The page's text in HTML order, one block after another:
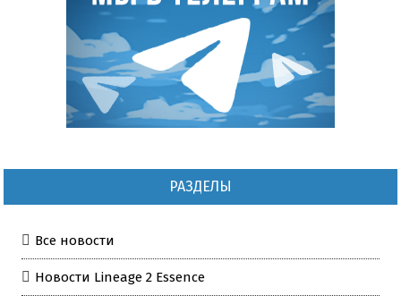
РАЗДЕЛЫ
Все новости
Новости Lineage 2 Essence